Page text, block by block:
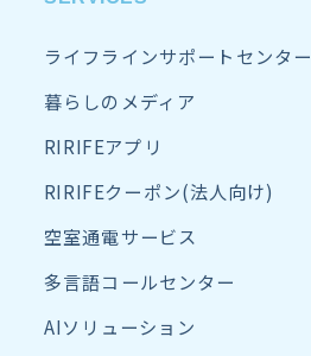
ライフラインサポートセンター
暮らしのメディア
RIRIFEアプリ
RIRIFEクーポン(法人向け)
空室通電サービス
多言語コールセンター
AIソリューション